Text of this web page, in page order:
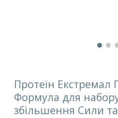
Протеїн Екстремал
Формула для
збільшення Сили та